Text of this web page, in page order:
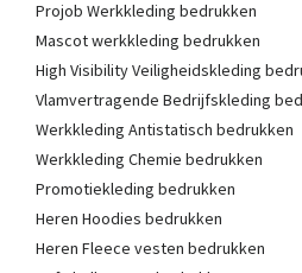
Projob Werkkleding bedrukken
Mascot werkkleding bedrukken
High Visibility Veiligheidskleding
Vlamvertragende Bedrijfskleding
Werkkleding Antistatisch bedrukken
Werkkleding Chemie bedrukken
Promotiekleding bedrukken
Heren Hoodies bedrukken
Heren Fleece vesten bedrukken